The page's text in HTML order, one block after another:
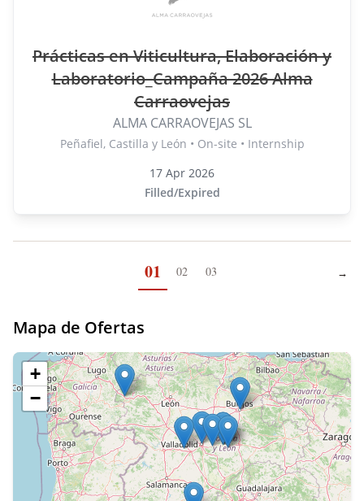
Prácticas en Viticultura, Elaboración y
Laboratorio_Campaña 2026 Alma
Carraovejas
ALMA CARRAOVEJAS SL
Peñafiel, Castilla y León • On-site • Internship
17 Apr 2026
Filled/Expired
01 02 03 →
Mapa de Ofertas
+
−